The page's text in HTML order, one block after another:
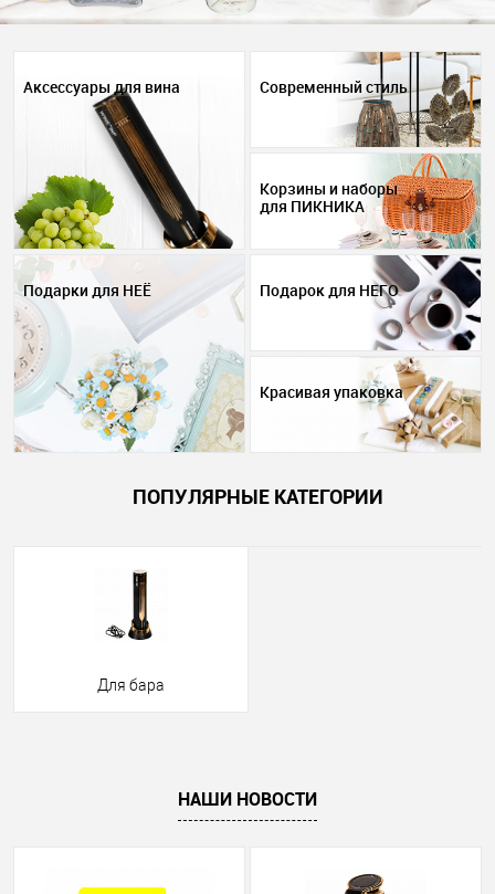
Аксессуары для вина Современный стиль
Корзины и наборы
для ПИКНИКА
Подарки для НЕЁ Подарок для НЕГО
Красивая упаковка
ПОПУЛЯРНЫЕ КАТЕГОРИИ
Для бара
НАШИ НОВОСТИ